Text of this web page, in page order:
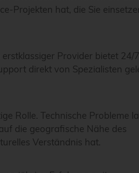
Projekten hat, die Sie
Provider bietet 24/
direkt von Spezialisten
Rolle. Technische Probleme
die geografische Nähe des
Verständnis hat.